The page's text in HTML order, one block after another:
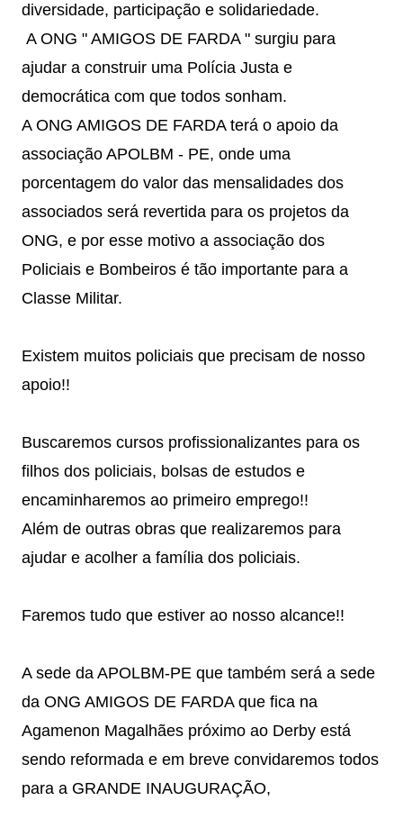
diversidade, participação e solidariedade.
A ONG " AMIGOS DE FARDA " surgiu para
ajudar a construir uma Polícia Justa e
democrática com que todos sonham.
A ONG AMIGOS DE FARDA terá o apoio da
associação APOLBM - PE, onde uma
porcentagem do valor das mensalidades dos
associados será revertida para os projetos da
ONG, e por esse motivo a associação dos
Policiais e Bombeiros é tão importante para a
Classe Militar.
Existem muitos policiais que precisam de nosso
apoio!!
Buscaremos cursos profissionalizantes para os
filhos dos policiais, bolsas de estudos e
encaminharemos ao primeiro emprego!!
Além de outras obras que realizaremos para
ajudar e acolher a família dos policiais.
Faremos tudo que estiver ao nosso alcance!!
A sede da APOLBM-PE que também será a sede
da ONG AMIGOS DE FARDA que fica na
Agamenon Magalhães próximo ao Derby está
sendo reformada e em breve convidaremos todos
para a GRANDE INAUGURAÇÃO,